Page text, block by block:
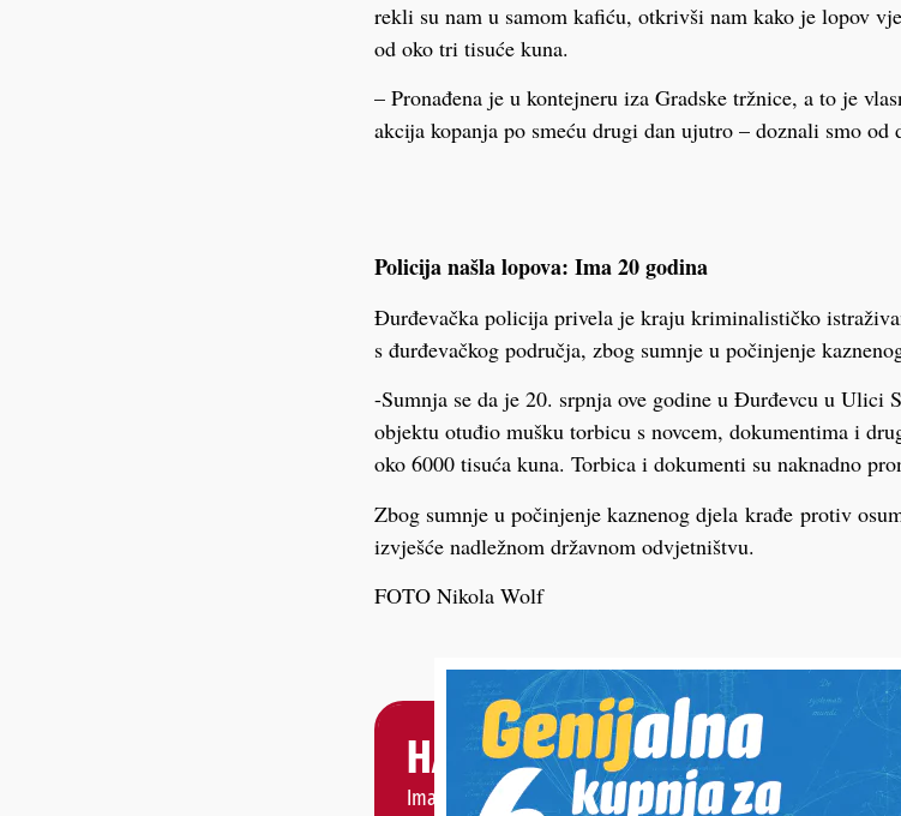
rekli su nam u samom kafiću, otkrivši nam kako je lopov
od oko tri tisuće kuna.
– Pronađena je u kontejneru iza Gradske tržnice, a to je
akcija kopanja po smeću drugi dan ujutro – doznali smo od
Policija našla lopova: Ima 20 godina
Đurđevačka policija privela je kraju kriminalističko
s đurđevačkog područja, zbog sumnje u počinjenje
-Sumnja se da je 20. srpnja ove godine u Đurđevcu u Ulici
objektu otuđio mušku torbicu s novcem, dokumentima i
oko 6000 tisuća kuna. Torbica i dokumenti su naknadno
Zbog sumnje u počinjenje kaznenog djela krađe protiv
izvješće nadležnom državnom odvjetništvu.
FOTO Nikola Wolf
HALO, PODRAVSKI!
Imate priču, vijest, fotku ili video?